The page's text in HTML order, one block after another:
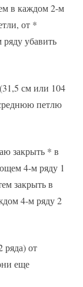
в каждом 2-м
от *
убавить
см или 104
петлю
закрыть * в
4-м ряду 1
закрыть в
4-м ряду 2
ряда) от
еще